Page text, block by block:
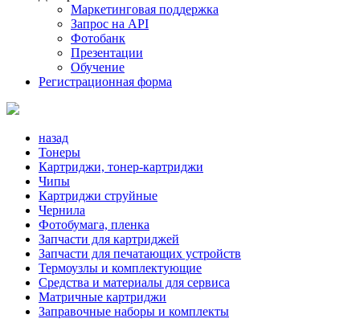
Маркетинговая поддержка
Запрос на API
Фотобанк
Презентации
Обучение
Регистрационная форма
назад
Тонеры
Картриджи, тонер-картриджи
Чипы
Картриджи струйные
Чернила
Фотобумага, пленка
Запчасти для картриджей
Запчасти для печатающих устройств
Термоузлы и комплектующие
Средства и материалы для сервиса
Матричные картриджи
Заправочные наборы и комплекты